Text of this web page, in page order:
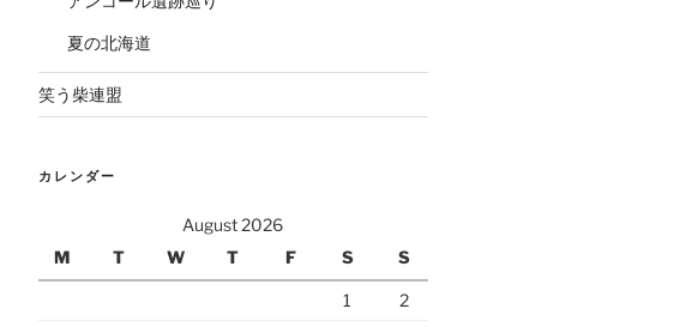
夏の北海道
笑う柴連盟
カレンダー
August 2026
M
T W T F S S
1
2